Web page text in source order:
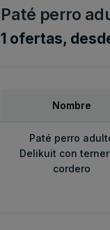
Paté perro
1 ofertas,
Nombre
Paté perro
Delikuit con
cordero